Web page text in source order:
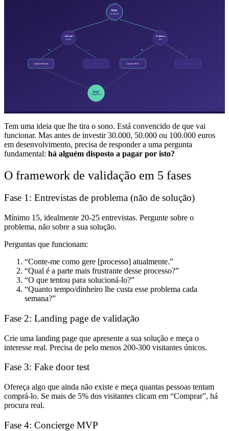
Tem uma ideia que lhe tira o sono. Está convencido de que vai
funcionar. Mas antes de investir 30.000, 50.000 ou 100.000 euros
em desenvolvimento, precisa de responder a uma pergunta
fundamental: há alguém disposto a pagar por isto?
O framework de validação em 5 fases
Fase 1: Entrevistas de problema (não de solução)
Mínimo 15, idealmente 20-25 entrevistas. Pergunte sobre o
problema, não sobre a sua solução.
Perguntas que funcionam:
“Conte-me como gere [processo] atualmente.”
“Qual é a parte mais frustrante desse processo?”
“O que tentou para solucioná-lo?”
“Quanto tempo/dinheiro lhe custa esse problema cada
semana?”
Fase 2: Landing page de validação
Crie uma landing page que apresente a sua solução e meça o
interesse real. Precisa de pelo menos 200-300 visitantes únicos.
Fase 3: Fake door test
Ofereça algo que ainda não existe e meça quantas pessoas tentam
comprá-lo. Se mais de 5% dos visitantes clicam em “Comprar”, há
procura real.
Fase 4: Concierge MVP